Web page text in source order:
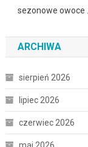
sezonowe owoce …
ARCHIWA
sierpień 2026
lipiec 2026
czerwiec 2026